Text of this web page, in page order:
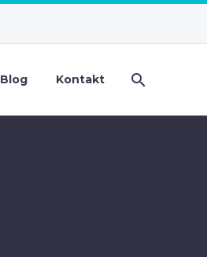
Blog Kontakt